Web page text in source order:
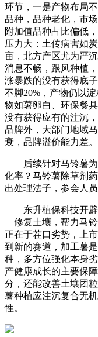
环节，一是产物布局
品种，品种老化，市
附加值品种占比偏低
压力大：土传病害如
亩，北方产区尤为严
消息不畅，跟风种植
涨暴跌的没有获得底
不脚20%，产物仍以
物如薯卵白、环保餐
没有获得应有的注沉
品牌外，大部门地域
衰，品牌溢价能力差。
后续针对马铃薯为
化率？马铃薯除草剂
出处理法子，参会人
东升植保科技开辟
—修复土壤，帮力马
正在于茬口劣势，上
到新的赛道，加工薯
种，多方位强化本身
产健康成长的主要保
分，还能改善土壤团
薯种植应注沉复合无
性。